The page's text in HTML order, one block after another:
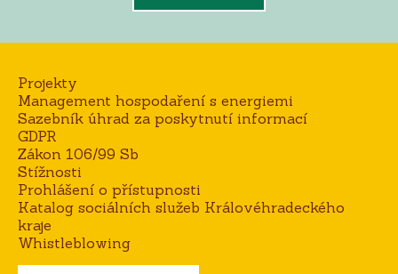
Projekty
Management hospodaření s energiemi
Sazebník úhrad za poskytnutí informací
GDPR
Zákon 106/99 Sb
Stížnosti
Prohlášení o přístupnosti
Katalog sociálních služeb Královéhradeckého
kraje
Whistleblowing